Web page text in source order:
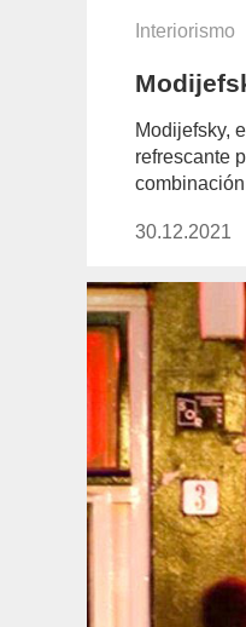
Interiorismo
Modijefsky,
refrescante
Publicado
30.12.2021